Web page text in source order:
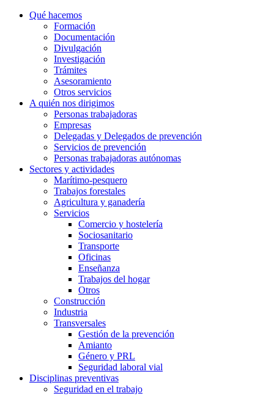
Qué hacemos
Formación
Documentación
Divulgación
Investigación
Trámites
Asesoramiento
Otros servicios
A quién nos dirigimos
Personas trabajadoras
Empresas
Delegadas y Delegados de prevención
Servicios de prevención
Personas trabajadoras autónomas
Sectores y actividades
Marítimo-pesquero
Trabajos forestales
Agricultura y ganadería
Servicios
Comercio y hostelería
Sociosanitario
Transporte
Oficinas
Enseñanza
Trabajos del hogar
Otros
Construcción
Industria
Transversales
Gestión de la prevención
Amianto
Género y PRL
Seguridad laboral vial
Disciplinas preventivas
Seguridad en el trabajo